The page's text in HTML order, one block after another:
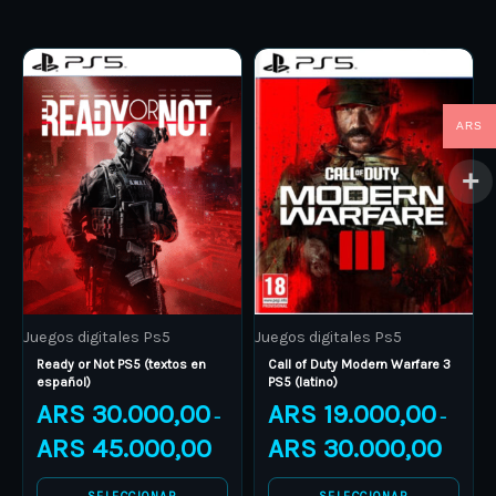
Juegos digitales Ps5
Ready or Not PS5 (textos en
español)
ARS 30.000,00 –
ARS 45.000,00
Price
range:
ARS 30.000,00
through
ARS 45.000,00
This
product
has
multiple
variants.
The
options
may
be
chosen
on
the
product
Juegos digitales Ps5
Call of Duty Modern Warfare 3
PS5 (latino)
ARS 19.000,00 –
ARS 30.000,00
Price
range:
through
ARS
This
product
has
multiple
variants.
The
options
may
be
chosen
on
the
product
ARS